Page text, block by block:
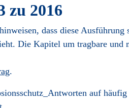
zu 2016
dass diese Ausführung
Die Kapitel um tragbare und
.
auf häufig